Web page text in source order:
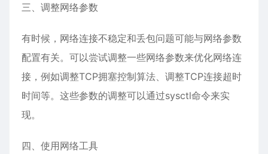
三、调整网络参数
有时候，网络连接不稳定和丢包问题可能与网络参数
配置有关。可以尝试调整一些网络参数来优化网络连
接，例如调整TCP拥塞控制算法、调整TCP连接超时
时间等。这些参数的调整可以通过sysctl命令来实
现。
四、使用网络工具